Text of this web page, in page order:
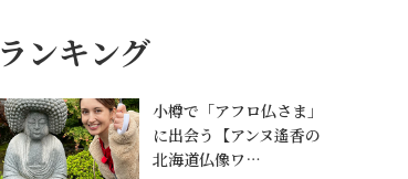
ランキング
小樽で「アフロ仏さま」
に出会う【アンヌ遙香の
北海道仏像ワ…